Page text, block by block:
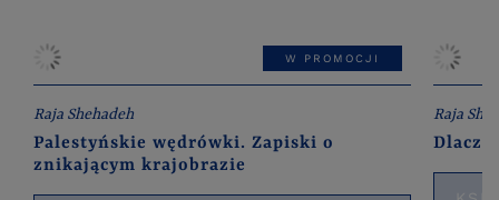
W PROMOCJI
Raja Shehadeh
Palestyńskie wędrówki. Zapiski o
znikającym krajobrazie
Raja